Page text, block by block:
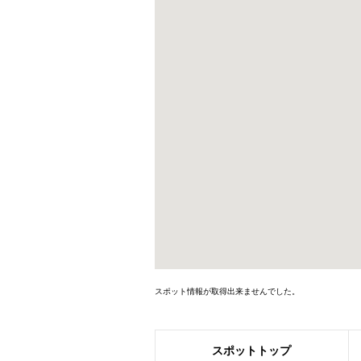
スポット情報が取得出来ませんでした。
スポット トップ